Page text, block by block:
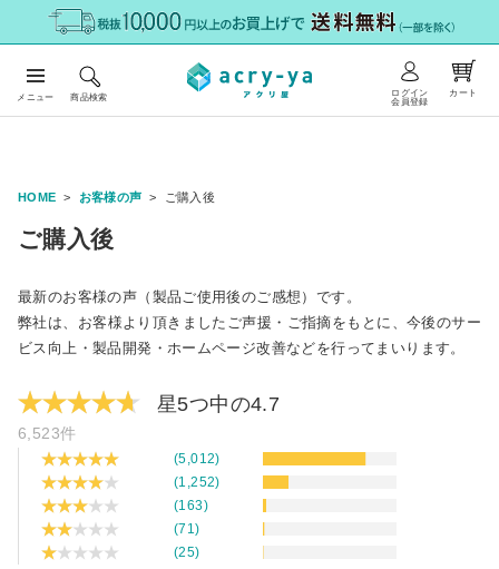
メニュー 商品検索
ログイン
会員登録
カート
HOME お客様の声 ご購入後
ご購入後
最新のお客様の声（製品ご使用後のご感想）です。
弊社は、お客様より頂きましたご声援・ご指摘をもとに、今後のサー
ビス向上・製品開発・ホームページ改善などを行ってまいります。
星5つ中の4.7
6,523件
(5,012)
(1,252)
(163)
(71)
(25)